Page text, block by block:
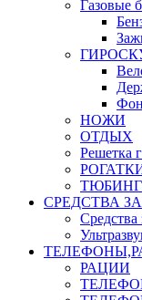
Газовые
НОЖИ
ОТДЫХ
Решетка
ТЮБИНГ/
СРЕДСТВА
РАЦИИ